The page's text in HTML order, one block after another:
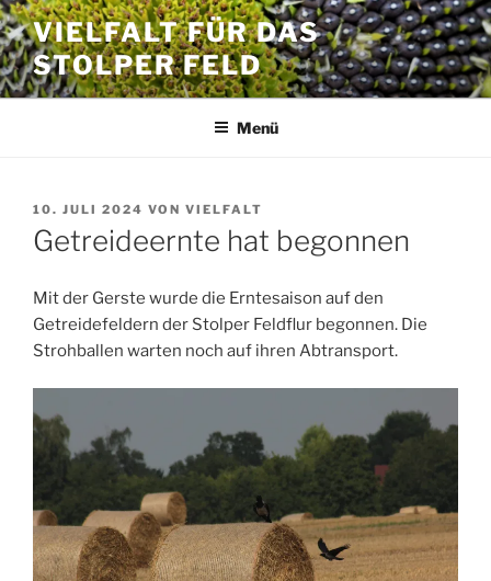
Zum
Inhalt
springen
VIELFALT FÜR DAS
STOLPER FELD
Menü
VERÖFFENTLICHT
AM
10. JULI 2024 VON VIELFALT
Getreideernte hat begonnen
Mit der Gerste wurde die Erntesaison auf den
Getreidefeldern der Stolper Feldflur begonnen. Die
Strohballen warten noch auf ihren Abtransport.